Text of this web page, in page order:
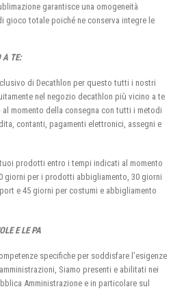
garantisce una omogeneità
gioco totale poiché ne conserva integre le
A TE:
di Decathlon per questo tutti i nostri
nel negozio decathlon più vicino a te
momento della consegna con tutti i metodi
contanti, pagamenti elettronici, assegni e
prodotti entro i tempi indicati al momento
giorni per i prodotti abbigliamento, 30 giorni
e 45 giorni per costumi e abbigliamento
E LE PA
specifiche per soddisfare l’esigenze
Siamo presenti e abilitati nei
Amministrazione e in particolare sul